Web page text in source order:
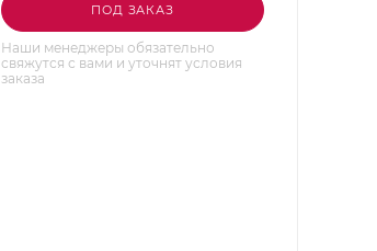
ПОД ЗАКАЗ
Наши менеджеры обязательно
свяжутся с вами и уточнят условия
заказа